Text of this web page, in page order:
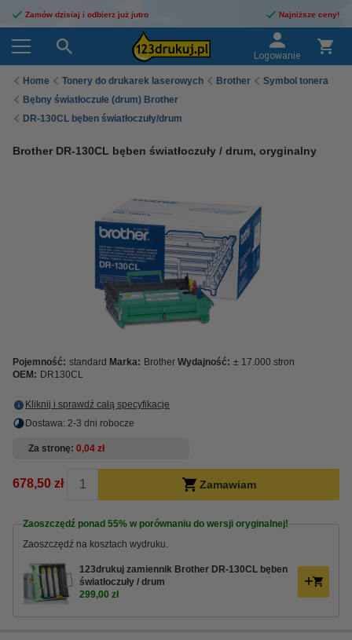
Zamów dzisiaj i odbierz już jutro Najniższe ceny!
Logowanie
Home Tonery do drukarek laserowych Brother
Symbol tonera
Bębny światłoczułe (drum) Brother
DR-130CL bęben światłoczuły/drum
Brother DR-130CL bęben światłoczuły / drum, oryginalny
Pojemność: standard Marka: Brother Wydajność: ± 17.000 stron
OEM: DR130CL
Kliknij i sprawdź całą specyfikacje
Dostawa: 2-3 dni robocze
Za stronę 0,04 zł
678,50 zł Zamawiam
Zaoszczędź ponad 55% w porównaniu do wersji oryginalnej!
Zaoszczędź na kosztach wydruku.
123drukuj zamiennik Brother DR-130CL bęben
światłoczuły / drum
299,00 zł